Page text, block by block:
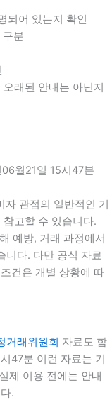
되어 있는지 확인
분
래된 안내는 아닌지
월21일 15시47분
관점의 일반적인 기
참고할 수 있습니다.
예방, 거래 과정에서
니다. 다만 공식 자료
건은 개별 상황에 따
거래위원회 자료도 함
47분 이런 자료는 기
제 이용 전에는 안내
.